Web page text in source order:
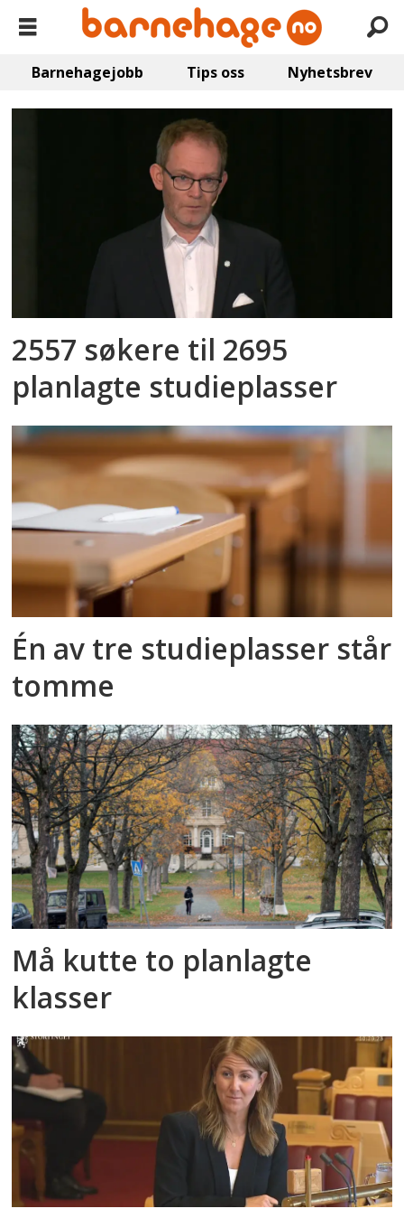
Barnehagejobb Tips oss Nyhetsbrev
Emne:
søkertall
2557 søkere til 2695
planlagte studieplasser
Én av tre studieplasser står
tomme
Må kutte to planlagte
klasser